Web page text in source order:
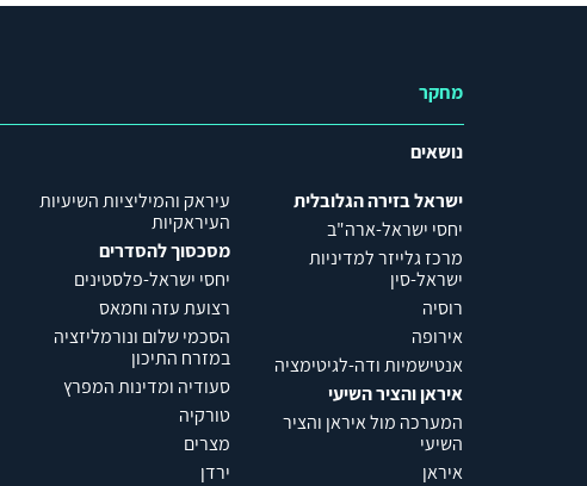
מחקר
נושאים
ישראל בזירה הגלובלית
יחסי ישראל-ארה"ב
מרכז גלייזר למדיניות
ישראל-סין
רוסיה
אירופה
אנטישמיות ודה-לגיטימציה
איראן והציר השיעי
המערכה מול איראן והציר
השיעי
איראן
עיראק והמיליציות השיעיות
העיראקיות
מסכסוך להסדרים
יחסי ישראל-פלסטינים
רצועת עזה וחמאס
הסכמי שלום ונורמליזציה
במזרח התיכון
סעודיה ומדינות המפרץ
טורקיה
מצרים
ירדן